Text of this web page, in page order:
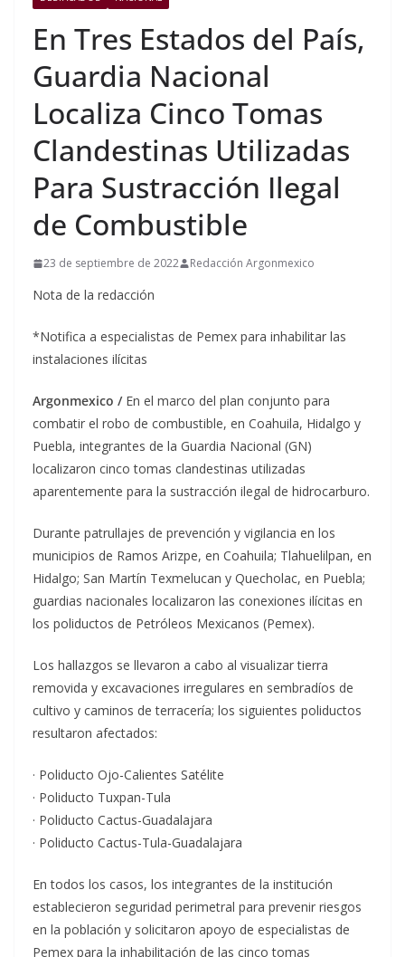
En Tres Estados del País,
Guardia Nacional
Localiza Cinco Tomas
Clandestinas Utilizadas
Para Sustracción Ilegal
de Combustible
23 de septiembre de 2022 Redacción Argonmexico
Nota de la redacción
*Notifica a especialistas de Pemex para inhabilitar las
instalaciones ilícitas
Argonmexico / En el marco del plan conjunto para
combatir el robo de combustible, en Coahuila, Hidalgo y
Puebla, integrantes de la Guardia Nacional (GN)
localizaron cinco tomas clandestinas utilizadas
aparentemente para la sustracción ilegal de hidrocarburo.
Durante patrullajes de prevención y vigilancia en los
municipios de Ramos Arizpe, en Coahuila; Tlahuelilpan, en
Hidalgo; San Martín Texmelucan y Quecholac, en Puebla;
guardias nacionales localizaron las conexiones ilícitas en
los poliductos de Petróleos Mexicanos (Pemex).
Los hallazgos se llevaron a cabo al visualizar tierra
removida y excavaciones irregulares en sembradíos de
cultivo y caminos de terracería; los siguientes poliductos
resultaron afectados:
· Poliducto Ojo-Calientes Satélite
· Poliducto Tuxpan-Tula
· Poliducto Cactus-Guadalajara
· Poliducto Cactus-Tula-Guadalajara
En todos los casos, los integrantes de la institución
establecieron seguridad perimetral para prevenir riesgos
en la población y solicitaron apoyo de especialistas de
Pemex para la inhabilitación de las cinco tomas